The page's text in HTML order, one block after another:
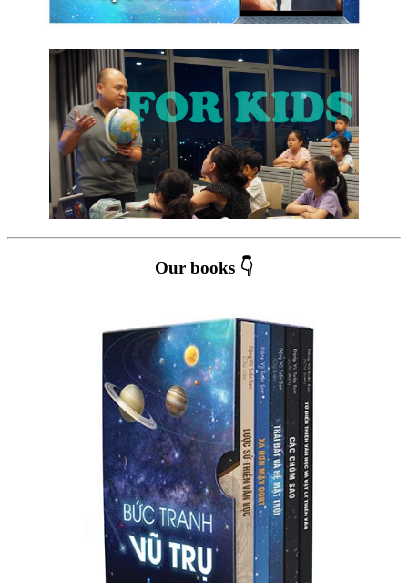
Our books 👇